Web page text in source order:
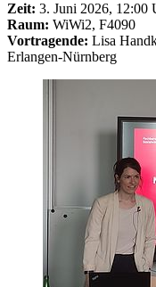
Zeit: 3. Juni 2026, 12:00
Raum: WiWi2, F4090
Vortragende: Lisa
Erlangen-Nürnberg